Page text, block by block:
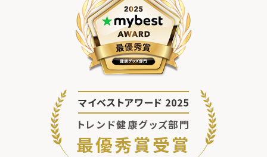
マイベストアワード 2025
トレンド健康グッズ部門
最優秀賞受賞